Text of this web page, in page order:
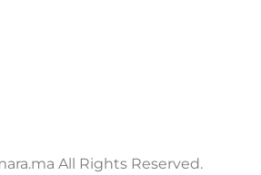
All Rights Reserved.